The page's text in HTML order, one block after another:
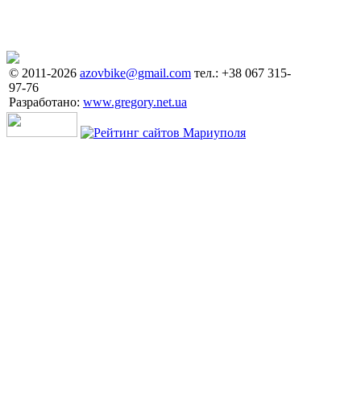
© 2011-2026 azovbike@gmail.com тел.: +38 067 315-
97-76
Разработано: www.gregory.net.ua